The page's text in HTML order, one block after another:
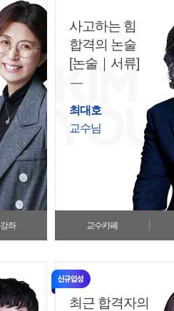
좌
사고하는 힘
합격의 논술
[논술｜서류]
최대호
교수님
교수카페
최근 합격자의